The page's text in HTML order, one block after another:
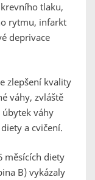
tlaku,
rytmu, infarkt
deprivace
zlepšení kvality
váhy, zvláště
váhy
a cvičení.
měsících diety
B) vykázaly